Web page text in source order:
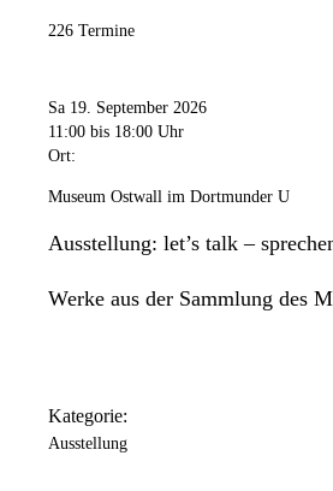
226 Termine
Sa 19. September 2026
11:00 bis 18:00 Uhr
Ort:
Museum Ostwall im Dortmunder U
Ausstellung: let’s talk –
Werke aus der Sammlung des
Kategorie:
Ausstellung